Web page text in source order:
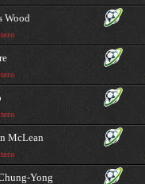
Wood
McLean
Yong